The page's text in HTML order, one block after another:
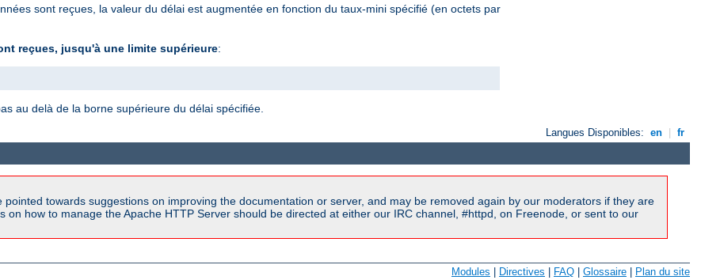
sont reçues, la valeur du délai est augmentée en fonction du taux-mini spécifié (en octets par
reçues, jusqu'à une limite supérieure:
au delà de la borne supérieure du délai spécifiée.
Langues Disponibles: en fr
towards suggestions on improving the documentation or server, and may be removed again by our moderators if they are
how to manage the Apache HTTP Server should be directed at either our IRC channel, #httpd, on Freenode, or sent to our
Modules Directives FAQ Glossaire Plan du site